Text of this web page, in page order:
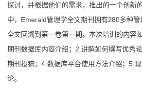
探讨，并根据他们的需求，推出的一个创新
中，Emerald管理学全文期刊拥有280多种
全文回溯到第一卷第一期。本次培训的内容
期刊数据库内容介绍；2.讲解如何撰写优秀
期刊投稿；4.数据库平台使用方法介绍；5.
论。